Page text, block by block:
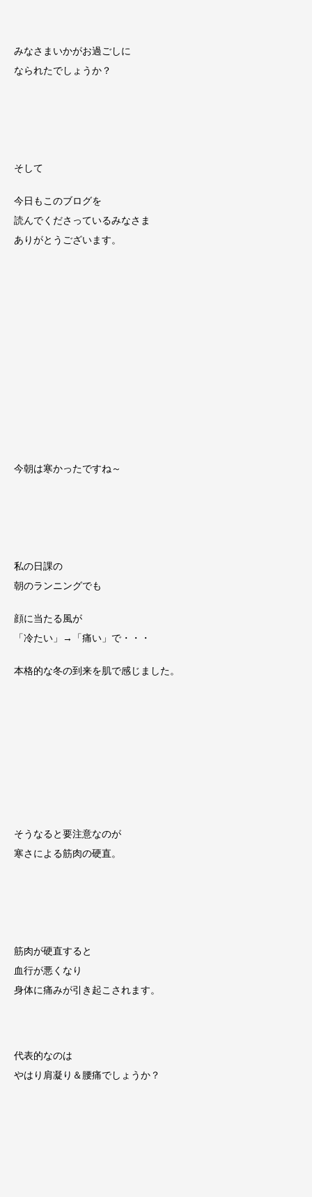
みなさまいかがお過ごしに
なられたでしょうか？
そして
今日もこのブログを
読んでくださっているみなさま
ありがとうございます。
今朝は寒かったですね～
私の日課の
朝のランニングでも
顔に当たる風が
「冷たい」→「痛い」で・・・
本格的な冬の到来を肌で感じました。
そうなると要注意なのが
寒さによる筋肉の硬直。
筋肉が硬直すると
血行が悪くなり
身体に痛みが引き起こされます。
代表的なのは
やはり肩凝り＆腰痛でしょうか？